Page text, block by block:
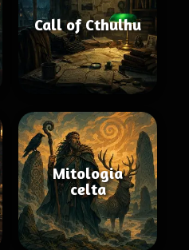
Call of Cthulhu
Mitologia
celta